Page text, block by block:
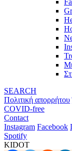
SEARCH
Πολιτική απορρήτου
COVID-free
Contact
Instagram Facebook
Spotify
KIDOT